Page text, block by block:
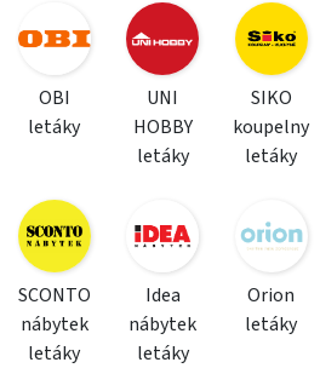
OBI
letáky
UNI
HOBBY
letáky
SIKO
koupelny
letáky
SCONTO
nábytek
letáky
Idea
nábytek
letáky
Orion
letáky